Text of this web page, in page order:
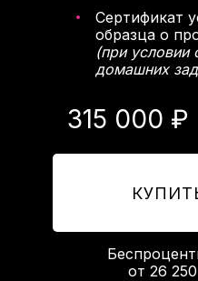
315 000 ₽
от 26
Сертификат
образца о
(при условии
домашних